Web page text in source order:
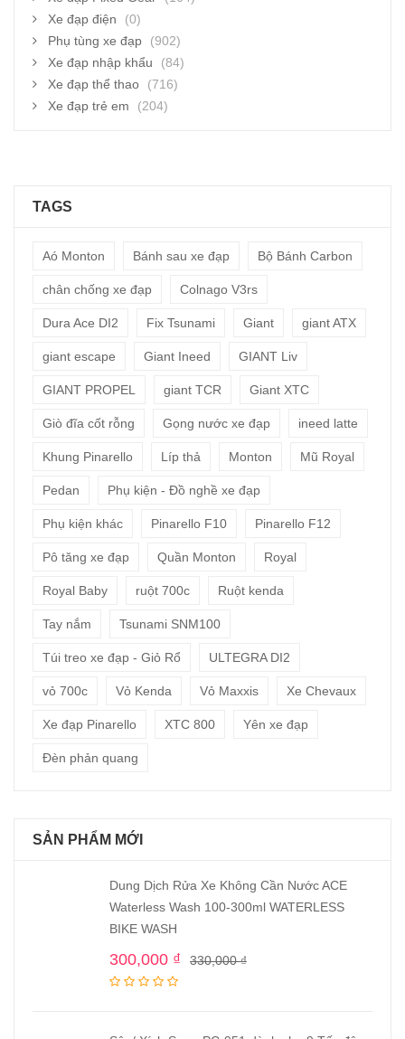
Xe đạp điện
(0)
Phụ tùng xe đạp
(902)
Xe đạp nhập khẩu
(84)
Xe đạp thể thao
(716)
Xe đạp trẻ em
(204)
TAGS
Aó Monton Bánh sau xe đạp Bộ Bánh Carbon
chân chống xe đạp Colnago V3rs
Dura Ace DI2 Fix Tsunami Giant giant ATX
giant escape Giant Ineed GIANT Liv
GIANT PROPEL giant TCR Giant XTC
Giò đĩa cốt rỗng Gọng nước xe đạp ineed latte
Khung Pinarello Líp thả Monton Mũ Royal
Pedan Phụ kiện - Đồ nghề xe đạp
Phụ kiện khác Pinarello F10 Pinarello F12
Pô tăng xe đạp Quần Monton Royal
Royal Baby ruột 700c Ruột kenda
Tay nắm Tsunami SNM100
Túi treo xe đạp - Giỏ Rổ ULTEGRA DI2
vỏ 700c Vỏ Kenda Vỏ Maxxis Xe Chevaux
Xe đạp Pinarello XTC 800 Yên xe đạp
Đèn phản quang
SẢN PHẨM MỚI
Dung Dịch Rửa Xe Không Cần Nước ACE
Waterless Wash 100-300ml WATERLESS
BIKE WASH
330,000₫
300,000 ₫